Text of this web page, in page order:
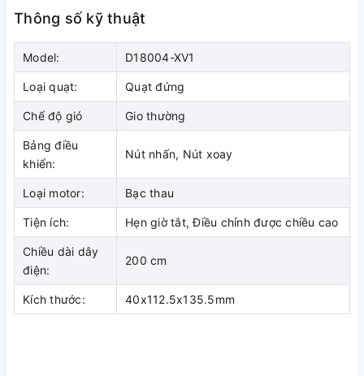
Quạt thuộc dòng quạt điện cơ
có công suất hoạt động 55 W, quạt
có đường kính 45 cm, sải cánh
rộng tạo lưu lượng gió mạnh làm
mát cực tốt cho diện tích phòng
Thông số kỹ thuật
Model: D18004-XV1
Loại quạt: Quạt đứng
Chế độ gió Gio thường
Bảng điều
khiển:
Nút nhấn, Nút xoay
Loại motor: Bạc thau
Tiện ích: Hẹn giờ tắt, Điều chỉnh được chiều cao
Chiều dài dây
điện:
200 cm
Kích thước: 40x112.5x135.5mm